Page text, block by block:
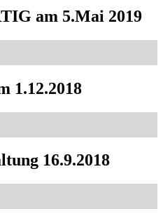
am 5.Mai 2019
1.12.2018
16.9.2018